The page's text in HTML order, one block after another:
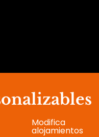
Modifica
alojamientos